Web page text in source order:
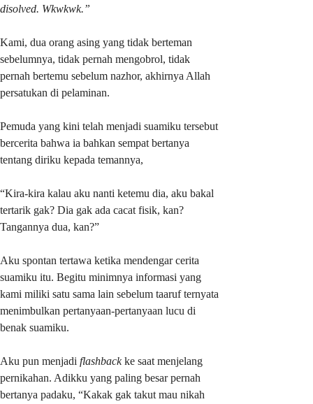
disolved. Wkwkwk.”
Kami, dua orang asing yang tidak berteman
sebelumnya, tidak pernah mengobrol, tidak
pernah bertemu sebelum nazhor, akhirnya Allah
persatukan di pelaminan.
Pemuda yang kini telah menjadi suamiku tersebut
bercerita bahwa ia bahkan sempat bertanya
tentang diriku kepada temannya,
“Kira-kira kalau aku nanti ketemu dia, aku bakal
tertarik gak? Dia gak ada cacat fisik, kan?
Tangannya dua, kan?”
Aku spontan tertawa ketika mendengar cerita
suamiku itu. Begitu minimnya informasi yang
kami miliki satu sama lain sebelum taaruf ternyata
menimbulkan pertanyaan-pertanyaan lucu di
benak suamiku.
Aku pun menjadi flashbackke saat menjelang
pernikahan. Adikku yang paling besar pernah
bertanya padaku, “Kakak gak takut mau nikah